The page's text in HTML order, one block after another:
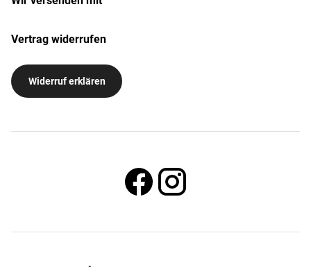
Vertrag widerrufen
Widerruf erklären